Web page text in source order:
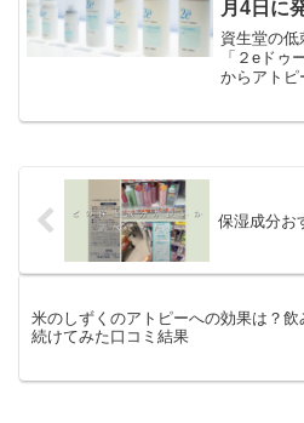
月4日に
資生堂の
「２eドゥ
からアトピ
保湿成分お
米のしずくのアトピーへの効果は？飲
続けてみた口コミ結果